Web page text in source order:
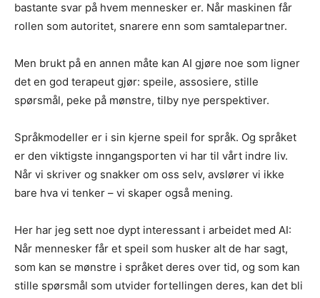
bastante svar på hvem mennesker er. Når maskinen får
rollen som autoritet, snarere enn som samtalepartner.
Men brukt på en annen måte kan AI gjøre noe som ligner
det en god terapeut gjør: speile, assosiere, stille
spørsmål, peke på mønstre, tilby nye perspektiver.
Språkmodeller er i sin kjerne speil for språk. Og språket
er den viktigste inngangsporten vi har til vårt indre liv.
Når vi skriver og snakker om oss selv, avslører vi ikke
bare hva vi tenker – vi skaper også mening.
Her har jeg sett noe dypt interessant i arbeidet med AI:
Når mennesker får et speil som husker alt de har sagt,
som kan se mønstre i språket deres over tid, og som kan
stille spørsmål som utvider fortellingen deres, kan det bli